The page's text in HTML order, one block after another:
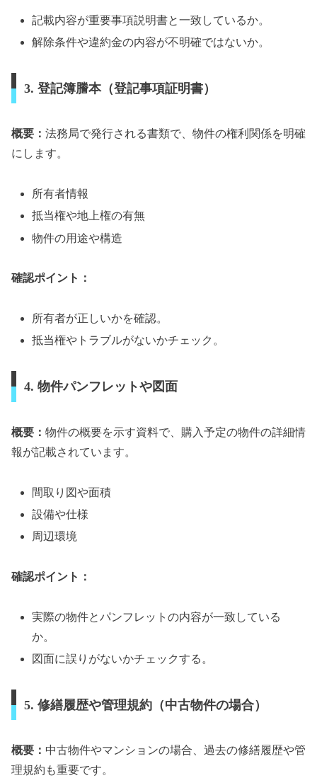
記載内容が重要事項説明書と一致しているか。
解除条件や違約金の内容が不明確ではないか。
3. 登記簿謄本（登記事項証明書）
概要： 法務局で発行される書類で、物件の権利関係を明確
にします。
所有者情報
抵当権や地上権の有無
物件の用途や構造
確認ポイント：
所有者が正しいかを確認。
抵当権やトラブルがないかチェック。
4. 物件パンフレットや図面
概要： 物件の概要を示す資料で、購入予定の物件の詳細情
報が記載されています。
間取り図や面積
設備や仕様
周辺環境
確認ポイント：
実際の物件とパンフレットの内容が一致している
か。
図面に誤りがないかチェックする。
5. 修繕履歴や管理規約（中古物件の場合）
概要： 中古物件やマンションの場合、過去の修繕履歴や管
理規約も重要です。